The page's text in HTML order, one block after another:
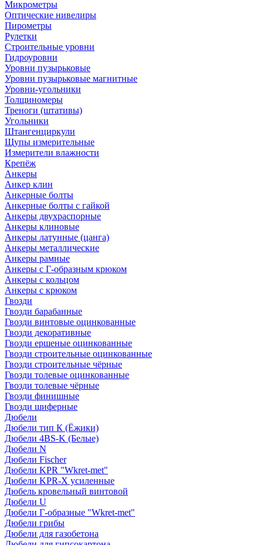
Микрометры
Оптические нивелиры
Пирометры
Рулетки
Строительные уровни
Гидроуровни
Уровни пузырьковые
Уровни пузырьковые магнитные
Уровни-угольники
Толщиномеры
Треноги (штативы)
Угольники
Штангенциркули
Щупы измерительные
Измерители влажности
Крепёж
Анкеры
Анкер клин
Анкерные болты
Анкерные болты с гайкой
Анкеры двухраспорные
Анкеры клиновые
Анкеры латунные (цанга)
Анкеры металлические
Анкеры рамные
Анкеры с Г-образным крюком
Анкеры с кольцом
Анкеры с крюком
Гвозди
Гвозди барабанные
Гвозди винтовые оцинкованные
Гвозди декоративные
Гвозди ершеные оцинкованные
Гвозди строительные оцинкованные
Гвозди строительные чёрные
Гвозди толевые оцинкованные
Гвозди толевые чёрные
Гвозди финишные
Гвозди шиферные
Дюбели
Дюбели тип К (Ёжики)
Дюбели 4BS-K (Белые)
Дюбели N
Дюбели Fischer
Дюбели KPR "Wkret-met"
Дюбели KPR-Х усиленные
Дюбель кровельный винтовой
Дюбели U
Дюбели Г-образные "Wkret-met"
Дюбели грибы
Дюбели для газобетона